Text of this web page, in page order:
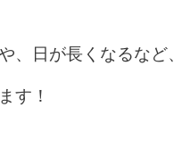
、日が長くなるなど
す！